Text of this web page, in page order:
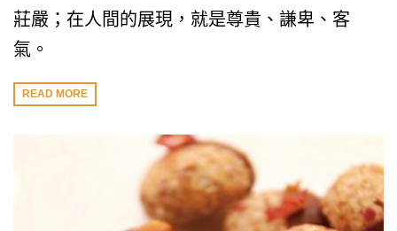
莊嚴；在人間的展現，就是尊貴、謙卑、客
氣。
READ MORE